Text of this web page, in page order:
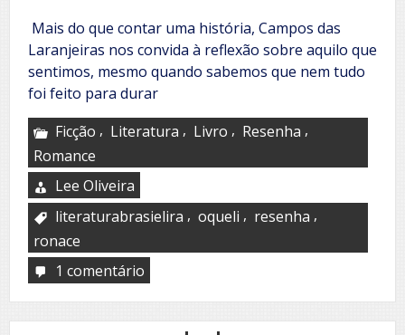
Mais do que contar uma história, Campos das
Laranjeiras nos convida à reflexão sobre aquilo que
sentimos, mesmo quando sabemos que nem tudo
foi feito para durar
Ficção , Literatura , Livro , Resenha ,
Romance
Lee Oliveira
literaturabrasielira , oqueli , resenha ,
ronace
1 comentário
das
Laranjeiras